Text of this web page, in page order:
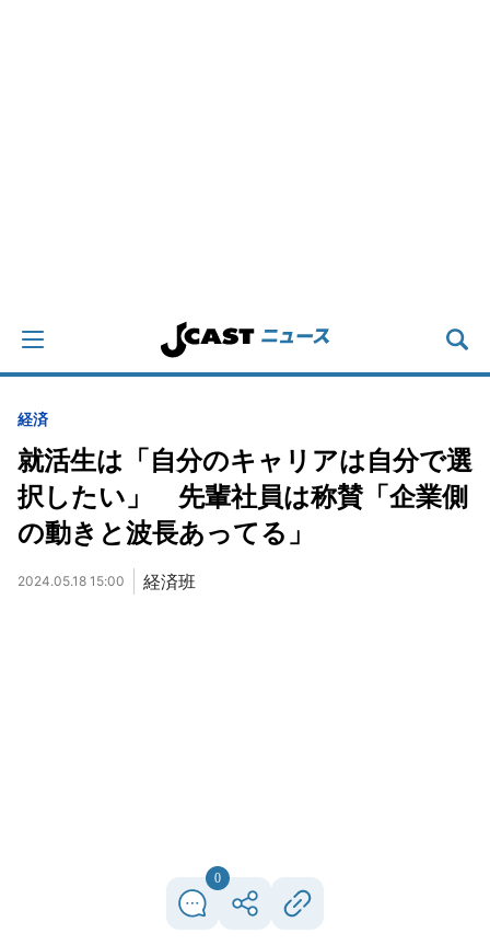
経済
就活生は「自分のキャリアは自分で選
択したい」 先輩社員は称賛「企業側
の動きと波長あってる」
2024.05.18 15:00 経済班
0